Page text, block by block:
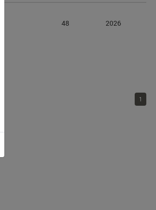
48 2026
1